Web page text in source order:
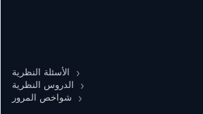
الأسئلة النظرية
الدروس النظرية
شواخص المرور